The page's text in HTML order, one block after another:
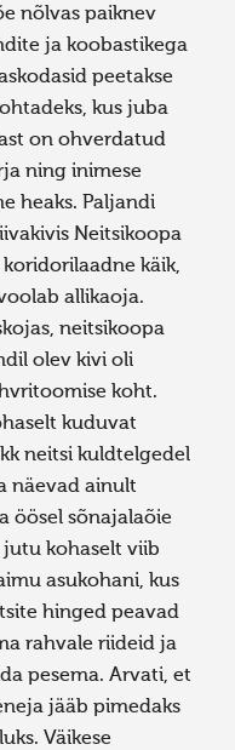
nõlvas paiknev
ja koobastikega
peetakse
kus juba
on ohverdatud
ning inimese
heaks. Paljandi
Neitsikoopa
käik,
allikaoja.
neitsikoopa
olev kivi oli
koht.
kuduvat
neitsi kuldtelgedel
näevad ainult
öösel sõnajalaõie
jutu kohaselt viib
asukohani, kus
hinged peavad
rahvale riideid ja
pesema. Arvati, et
jääb pimedaks
Väikese